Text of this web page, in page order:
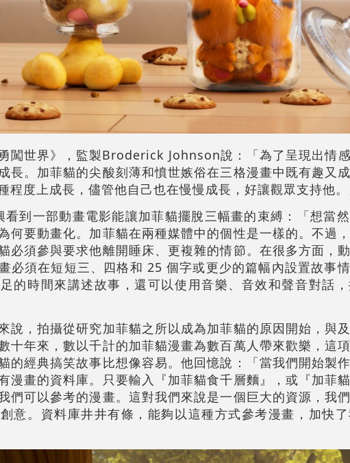
闖世界》，監製Broderick Johnson說：「為了呈現出情
長。加菲貓的尖酸刻薄和憤世嫉俗在三格漫畫中既有趣又
程度上成長，儘管他自己也在慢慢成長，好讓觀眾支持他。
到一部動畫電影能讓加菲貓擺脫三幅畫的束縛：「想當
何要動畫化。加菲貓在兩種媒體中的個性是一樣的。不過
必須參與要求他離開睡床、更複雜的情節。在很多方面，
必須在短短三、四格和 25 個字或更少的篇幅內設置故事
的時間來講述故事，還可以使用音樂、音效和聲音對話
說，拍攝從研究加菲貓之所以成為加菲貓的原因開始，與
十年來，數以千計的加菲貓漫畫為數百萬人帶來歡樂，這
的經典搞笑故事比想像容易。他回憶說：「當我們開始製
漫畫的資料庫。只要輸入『加菲貓食千層麵』，或『加菲
們可以參考的漫畫。這對我們來說是一個巨大的資源，我
意。資料庫井井有條，能夠以這種方式參考漫畫，加快